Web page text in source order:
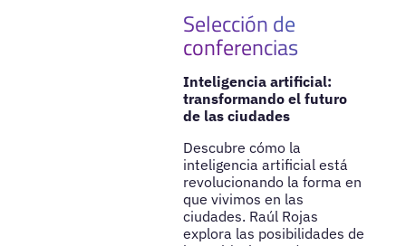
Selección de
conferencias
Inteligencia artificial:
transformando el futuro
de las ciudades
Descubre cómo la
inteligencia artificial está
revolucionando la forma en
que vivimos en las
ciudades. Raúl Rojas
explora las posibilidades de